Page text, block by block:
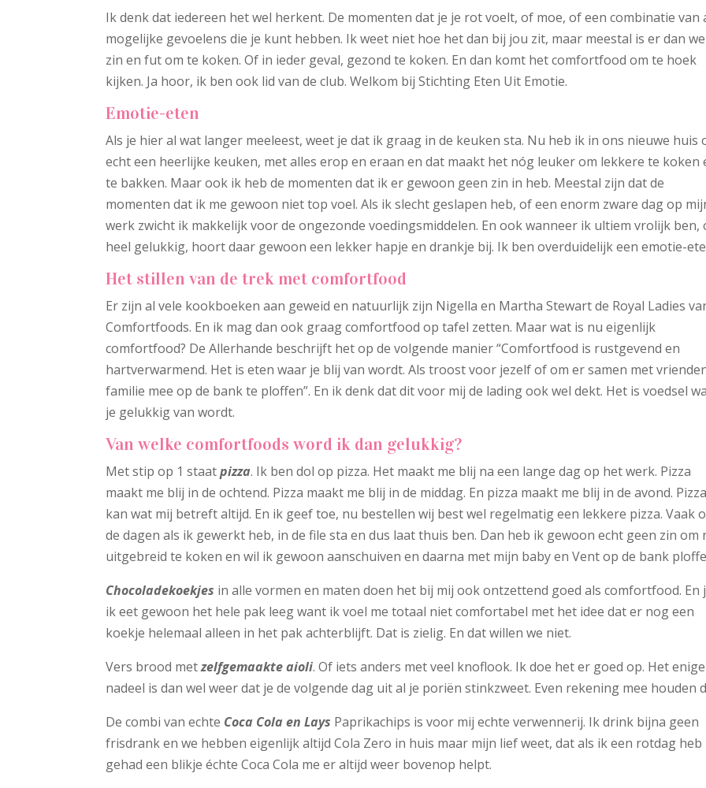
Ik denk dat iedereen het wel herkent. De momenten dat je je rot voelt, of moe, of een combinatie van
mogelijke gevoelens die je kunt hebben. Ik weet niet hoe het dan bij jou zit, maar meestal is er dan
zin en fut om te koken. Of in ieder geval, gezond te koken. En dan komt het comfortfood om te hoek
kijken. Ja hoor, ik ben ook lid van de club. Welkom bij Stichting Eten Uit Emotie.
Emotie-eten
Als je hier al wat langer meeleest, weet je dat ik graag in de keuken sta. Nu heb ik in ons nieuwe huis
echt een heerlijke keuken, met alles erop en eraan en dat maakt het nóg leuker om lekkere te koken
te bakken. Maar ook ik heb de momenten dat ik er gewoon geen zin in heb. Meestal zijn dat de
momenten dat ik me gewoon niet top voel. Als ik slecht geslapen heb, of een enorm zware dag op
werk zwicht ik makkelijk voor de ongezonde voedingsmiddelen. En ook wanneer ik ultiem vrolijk ben,
heel gelukkig, hoort daar gewoon een lekker hapje en drankje bij. Ik ben overduidelijk een emotie-
Het stillen van de trek met comfortfood
Er zijn al vele kookboeken aan geweid en natuurlijk zijn Nigella en Martha Stewart de Royal Ladies
Comfortfoods. En ik mag dan ook graag comfortfood op tafel zetten. Maar wat is nu eigenlijk
comfortfood? De Allerhande beschrijft het op de volgende manier “Comfortfood is rustgevend en
hartverwarmend. Het is eten waar je blij van wordt. Als troost voor jezelf of om er samen met
familie mee op de bank te ploffen”. En ik denk dat dit voor mij de lading ook wel dekt. Het is voedsel
je gelukkig van wordt.
Van welke comfortfoods word ik dan gelukkig?
Met stip op 1 staatpizza. Ik ben dol op pizza. Het maakt me blij na een lange dag op het werk. Pizza
maakt me blij in de ochtend. Pizza maakt me blij in de middag. En pizza maakt me blij in de avond.
kan wat mij betreft altijd. En ik geef toe, nu bestellen wij best wel regelmatig een lekkere pizza. Vaak
de dagen als ik gewerkt heb, in de file sta en dus laat thuis ben. Dan heb ik gewoon echt geen zin om
uitgebreid te koken en wil ik gewoon aanschuiven en daarna met mijn baby en Vent op de bank
Chocoladekoekjes in alle vormen en maten doen het bij mij ook ontzettend goed als comfortfood. En
ik eet gewoon het hele pak leeg want ik voel me totaal niet comfortabel met het idee dat er nog een
koekje helemaal alleen in het pak achterblijft. Dat is zielig. En dat willen we niet.
Vers brood metzelfgemaakte aioli. Of iets anders met veel knoflook. Ik doe het er goed op. Het enige
nadeel is dan wel weer dat je de volgende dag uit al je poriën stinkzweet. Even rekening mee houden
De combi van echte Coca Cola en Lays Paprikachips is voor mij echte verwennerij. Ik drink bijna geen
frisdrank en we hebben eigenlijk altijd Cola Zero in huis maar mijn lief weet, dat als ik een rotdag heb
gehad een blikje échte Coca Cola me er altijd weer bovenop helpt.